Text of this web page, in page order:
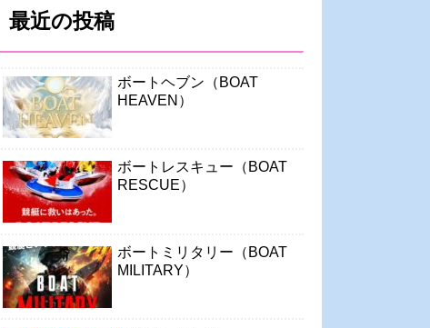
最近の投稿
ボートヘブン（BOAT
HEAVEN）
ボートレスキュー（BOAT
RESCUE）
ボートミリタリー（BOAT
MILITARY）